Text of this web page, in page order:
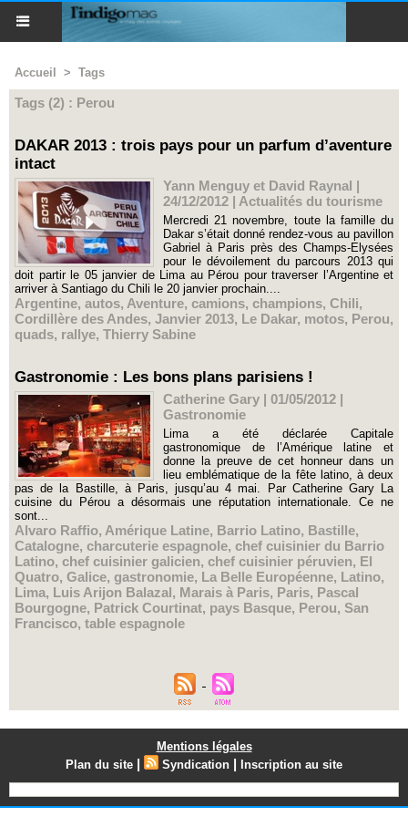
Accueil > Tags
Tags (2) : Perou
DAKAR 2013 : trois pays pour un parfum d’aventure
intact
Yann Menguy et David Raynal |
24/12/2012 | Actualités du tourisme
Mercredi 21 novembre, toute la famille du
Dakar s’était donné rendez-vous au pavillon
Gabriel à Paris près des Champs-Elysées
pour le dévoilement du parcours 2013 qui
doit partir le 05 janvier de Lima au Pérou pour traverser l’Argentine et
arriver à Santiago du Chili le 20 janvier prochain....
Argentine, autos, Aventure, camions, champions, Chili,
Cordillère des Andes, Janvier 2013, Le Dakar, motos, Perou,
quads, rallye, Thierry Sabine
Gastronomie : Les bons plans parisiens !
Catherine Gary | 01/05/2012 |
Gastronomie
Lima a été déclarée Capitale
gastronomique de l’Amérique latine et
donne la preuve de cet honneur dans un
lieu emblématique de la fête latino, à deux
pas de la Bastille, à Paris, jusqu’au 4 mai. Par Catherine Gary La
cuisine du Pérou a désormais une réputation internationale. Ce ne
sont...
Alvaro Raffio, Amérique Latine, Barrio Latino, Bastille,
Catalogne, charcuterie espagnole, chef cuisinier du Barrio
Latino, chef cuisinier galicien, chef cuisinier péruvien, El
Quatro, Galice, gastronomie, La Belle Européenne, Latino,
Lima, Luis Arijon Balazal, Marais à Paris, Paris, Pascal
Bourgogne, Patrick Courtinat, pays Basque, Perou, San
Francisco, table espagnole
Mentions légales
Plan du site | Syndication | Inscription au site